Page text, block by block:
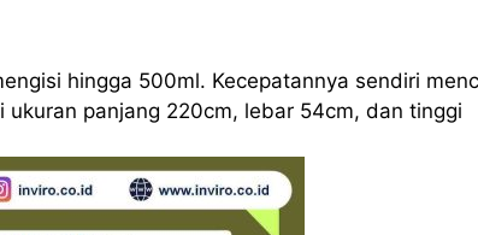
hingga 500ml. Kecepatannya sendiri
panjang 220cm, lebar 54cm, dan tinggi